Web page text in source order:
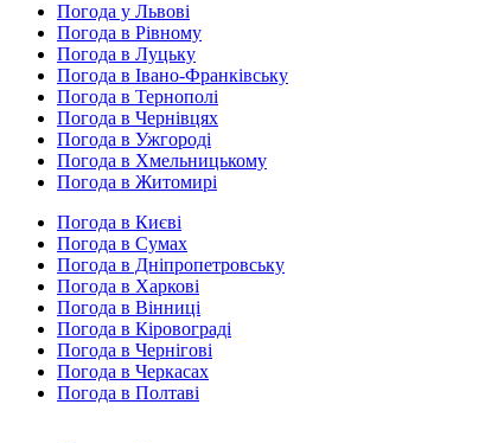
Погода у Львові
Погода в Рівному
Погода в Луцьку
Погода в Івано-Франківську
Погода в Тернополі
Погода в Чернівцях
Погода в Ужгороді
Погода в Хмельницькому
Погода в Житомирі
Погода в Києві
Погода в Сумах
Погода в Дніпропетровську
Погода в Харкові
Погода в Вінниці
Погода в Кіровограді
Погода в Чернігові
Погода в Черкасах
Погода в Полтаві